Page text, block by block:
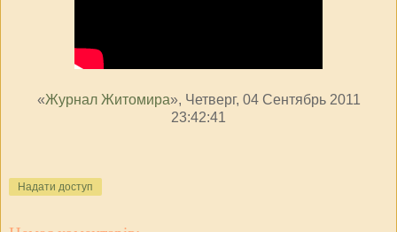
«Журнал Житомира», Четверг, 04 Сентябрь 2011
23:42:41
Надати доступ